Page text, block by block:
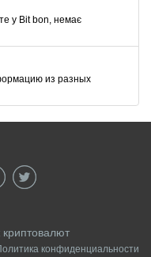
у Bit bon, немає
из разных
конфиденциальности